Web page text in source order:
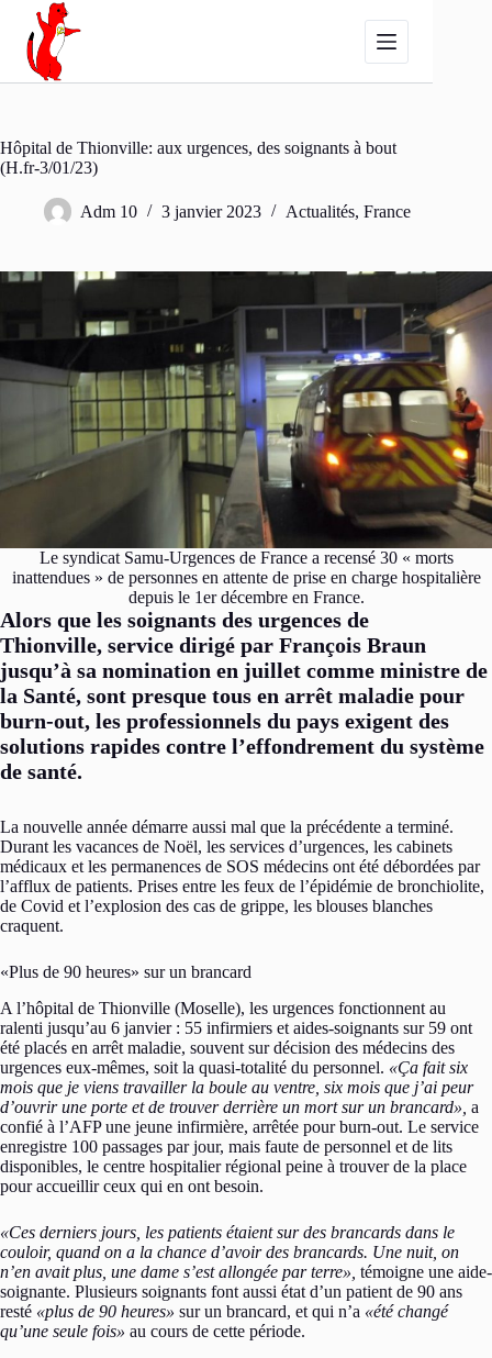
Passer
contenu
Hôpital de Thionville: aux urgences, des soignants à bout
(H.fr-3/01/23)
Adm 10 3 janvier 2023 Actualités, France
Le syndicat Samu-Urgences de France a recensé 30 « morts
inattendues » de personnes en attente de prise en charge hospitalière
depuis le 1er décembre en France.
Alors que les soignants des urgences de
Thionville, service dirigé par François Braun
jusqu’à sa nomination en juillet comme ministre de
la Santé, sont presque tous en arrêt maladie pour
burn-out, les professionnels du pays exigent des
solutions rapides contre l’effondrement du système
de santé.
La nouvelle année démarre aussi mal que la précédente a terminé.
Durant les vacances de Noël, les services d’urgences, les cabinets
médicaux et les permanences de SOS médecins ont été débordées par
l’afflux de patients. Prises entre les feux de l’épidémie de bronchiolite,
de Covid et l’explosion des cas de grippe, les blouses blanches
craquent.
«Plus de 90 heures» sur un brancard
A l’hôpital de Thionville (Moselle), les urgences fonctionnent au
ralenti jusqu’au 6 janvier : 55 infirmiers et aides-soignants sur 59 ont
été placés en arrêt maladie, souvent sur décision des médecins des
urgences eux-mêmes, soit la quasi-totalité du personnel. «Ça fait six
mois que je viens travailler la boule au ventre, six mois que j’ai peur
d’ouvrir une porte et de trouver derrière un mort sur un brancard», a
confié à l’AFP une jeune infirmière, arrêtée pour burn-out. Le service
enregistre 100 passages par jour, mais faute de personnel et de lits
disponibles, le centre hospitalier régional peine à trouver de la place
pour accueillir ceux qui en ont besoin.
«Ces derniers jours, les patients étaient sur des brancards dans le
couloir, quand on a la chance d’avoir des brancards. Une nuit, on
n’en avait plus, une dame s’est allongée par terre», témoigne une aide-
soignante. Plusieurs soignants font aussi état d’un patient de 90 ans
resté «plus de 90 heures» sur un brancard, et qui n’a «été changé
qu’une seule fois» au cours de cette période.